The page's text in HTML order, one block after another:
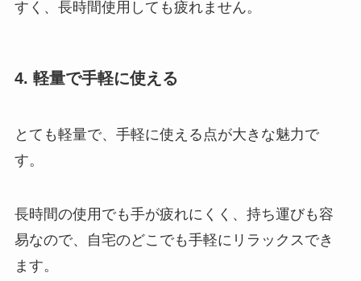
すく、長時間使用しても疲れません。
4. 軽量で手軽に使える
とても軽量で、手軽に使える点が大きな魅力で
す。
長時間の使用でも手が疲れにくく、持ち運びも容
易なので、自宅のどこでも手軽にリラックスでき
ます。